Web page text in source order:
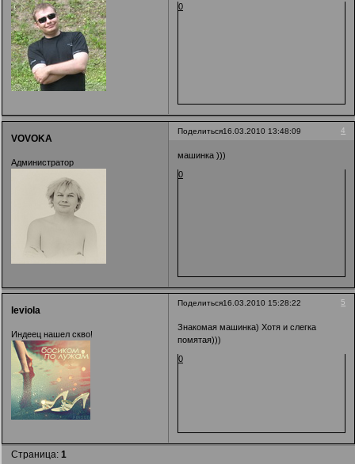
0
Поделиться 4
16.03.2010 13:48:09
VOVOKA
Администратор
машинка )))
0
Поделиться 5
16.03.2010 15:28:22
leviola
Индеец нашел скво!
Знакомая машинка) Хотя и слегка
помятая)))
0
Страница:1